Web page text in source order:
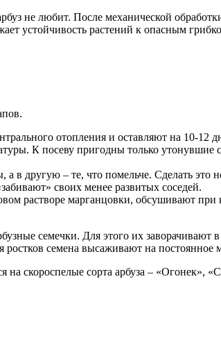
не любит. После механической
устойчивость растений к опасным
отопления и оставляют на 10-12
К посеву пригодны только
в другую – те, что помельче. Сделать это
своих менее развитых соседей.
растворе марганцовки, обсушивают при
семечки. Для этого их
семена высаживают на постоянное
скороспелые сорта арбуза – «Огонек»,